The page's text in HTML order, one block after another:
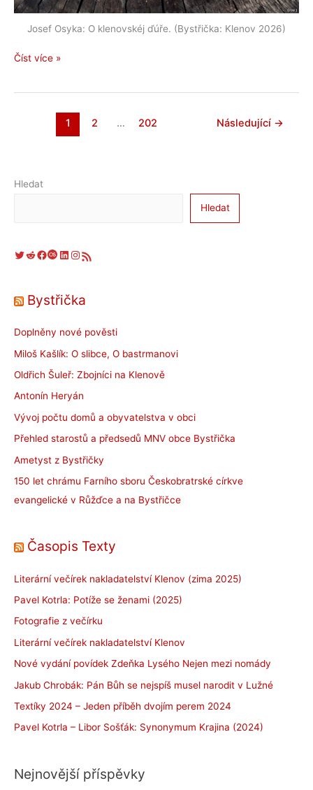
Josef Osyka: O klenovskéj ďúře. (Bystřička: Klenov 2026)
Josef
Číst více »
1 2 … 202 Následující →
Hledat
Hledat
Twitter Reddit Facebook Last.fm LinkedIn Instagram RSS zdroj
Bystřička
Doplněny nové pověsti
Miloš Kašlík: O slibce, O bastrmanovi
Oldřich Šuleř: Zbojníci na Klenově
Antonín Heryán
Vývoj počtu domů a obyvatelstva v obci
Přehled starostů a předsedů MNV obce Bystřička
Ametyst z Bystřičky
150 let chrámu Farního sboru Českobratrské církve
evangelické v Růžďce a na Bystřičce
Časopis Texty
Literární večírek nakladatelství Klenov (zima 2025)
Pavel Kotrla: Potíže se ženami (2025)
Fotografie z večírku
Literární večírek nakladatelství Klenov
Nové vydání povídek Zdeňka Lysého Nejen mezi nomády
Jakub Chrobák: Pán Bůh se nejspíš musel narodit v Lužné
Textíky 2024 – Jeden příběh dvojím perem 2024
Pavel Kotrla – Libor Sošťák: Synonymum Krajina (2024)
Nejnovější příspěvky